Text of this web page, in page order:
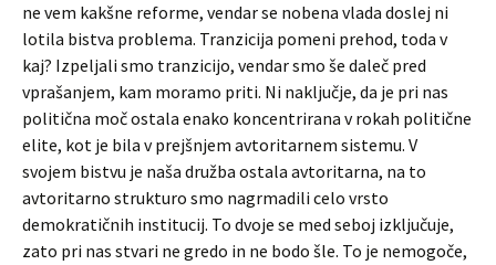
ne vem kakšne reforme, vendar se nobena vlada doslej ni
lotila bistva problema. Tranzicija pomeni prehod, toda v
kaj? Izpeljali smo tranzicijo, vendar smo še daleč pred
vprašanjem, kam moramo priti. Ni naključje, da je pri nas
politična moč ostala enako koncentrirana v rokah politične
elite, kot je bila v prejšnjem avtoritarnem sistemu. V
svojem bistvu je naša družba ostala avtoritarna, na to
avtoritarno strukturo smo nagrmadili celo vrsto
demokratičnih institucij. To dvoje se med seboj izključuje,
zato pri nas stvari ne gredo in ne bodo šle. To je nemogoče,